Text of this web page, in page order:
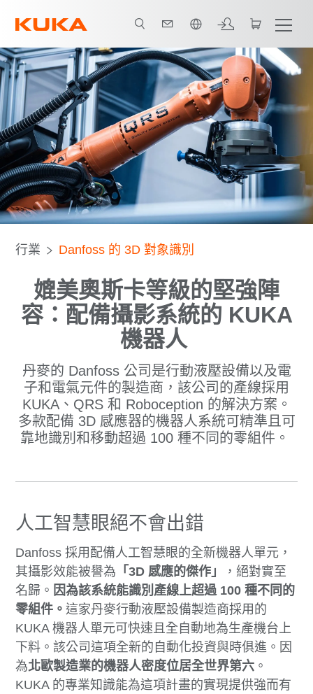
All system partners
行業 Danfoss 的 3D 對象識別
媲美奧斯卡等級的堅強陣
容：配備攝影系統的 KUKA
機器人
丹麥的 Danfoss 公司是行動液壓設備以及電
子和電氣元件的製造商，該公司的產線採用
KUKA、QRS 和 Roboception 的解決方案。
多款配備 3D 感應器的機器人系統可精準且可
靠地識別和移動超過 100 種不同的零組件。
人工智慧眼絕不會出錯
Danfoss 採用配備人工智慧眼的全新機器人單元，
其攝影效能被譽為 「3D 感應的傑作」
，絕對實至
名歸。 因為該系統能識別產線上超過 100 種不同的
零組件。這家丹麥行動液壓設備製造商採用的
KUKA 機器人單元可快速且全自動地為生產機台上
下料。該公司這項全新的自動化投資與時俱進。因
為北歐製造業的機器人密度位居全世界第六 。
KUKA 的專業知識能為這項計畫的實現提供強而有